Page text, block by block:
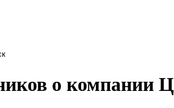
о компании